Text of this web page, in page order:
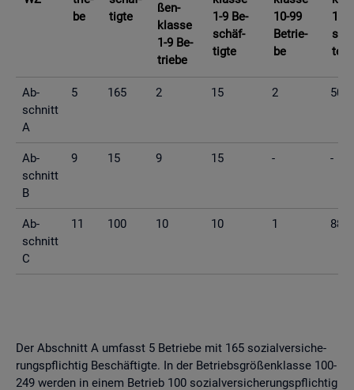
be
tig­te
ßen­
klas­se
1-9 Be­
trie­be
1-9 Be­
schäf­
tig­te
10-99
Be­trie­
be
10-
te
Ab­
schnitt
A
5 165 2 15 2 50
Ab­
schnitt
B
9 15 9 15 - -
Ab­
schnitt
C
11 100 10 10 1 88
Der Ab­schnitt A um­fasst 5 Be­trie­be mit 165 so­zi­al­ver­si­che­
rungs­pflich­tig Be­schäf­tig­te. In der Be­triebs­grö­ßen­klas­se 100-
249 wer­den in einem Be­trieb 100 so­zi­al­ver­si­che­rungs­pflich­tig